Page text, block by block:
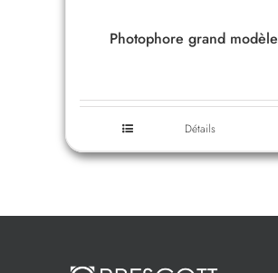
Photophore grand modèle
Détails